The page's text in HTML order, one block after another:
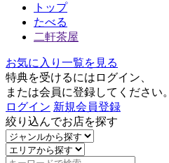
トップ
たべる
二軒茶屋
お気に入り一覧を見る
特典を受けるにはログイン、
または会員に登録してください。
ログイン 新規会員登録
絞り込んでお店を探す